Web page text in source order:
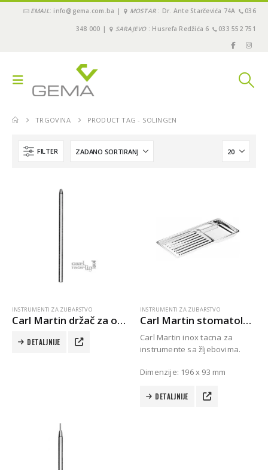
EMAIL: info@gema.com.ba | MOSTAR : Dr. Ante Starčevića 74A 036
348 000 | SARAJEVO: Husrefa Redžića 6 033 552 751
TRGOVINA PRODUCT TAG - SOLINGEN
FILTER
INSTRUMENTI ZA ZUBARSTVO
Carl Martin držač za ogledalo
DETALJNIJE
INSTRUMENTI ZA ZUBARSTVO
Carl Martin stomatološka tacna za instrumente
Carl Martin inox tacna za
instrumente sa žljebovima.
Dimenzije: 196 x 93 mm
DETALJNIJE